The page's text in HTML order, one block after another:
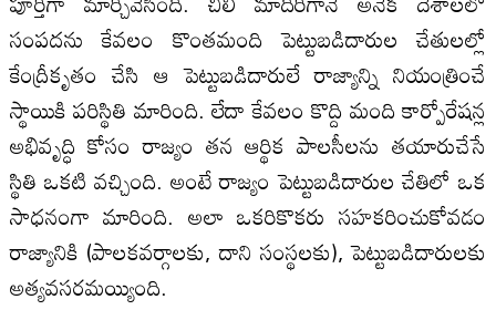
సంపదను కేవలం కొంతమంది పెట్టుబడిదారుల చేతులల్లో
కేంద్రీకృతం చేసి ఆ పెట్టుబడిదారులే రాజ్యాన్ని నియంత్రించే
స్థాయికి పరిస్థితి మారింది. లేదా కేవలం కొద్ది మంది కార్పోరేషన్ల
అభివృద్ధి కోసం రాజ్యం తన ఆర్థిక పాలసీలను తయారుచేసే
స్థితి ఒకటి వచ్చింది. అంటే రాజ్యం పెట్టుబడిదారుల చేతిలో ఒక
సాధనంగా మారింది. అలా ఒకరికొకరు సహకరించుకోవడం
రాజ్యానికి (పాలకవర్గాలకు, దాని సంస్థలకు), పెట్టుబడిదారులకు
అత్యవసరమయ్యింది.